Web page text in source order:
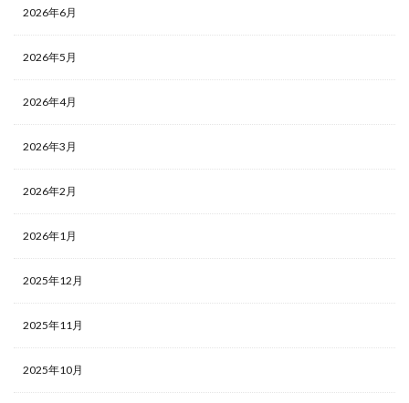
2026年6月
2026年5月
2026年4月
2026年3月
2026年2月
2026年1月
2025年12月
2025年11月
2025年10月